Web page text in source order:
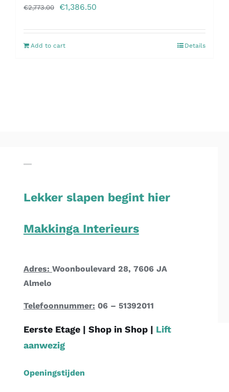
€2,773.00 €1,386.50
Add to cart Details
Lekker slapen begint hier
Makkinga Interieurs
Adres: Woonboulevard 28, 7606 JA
Almelo
Telefoonnummer: 06 – 51392011
Eerste Etage | Shop in Shop | Lift
aanwezig
Openingstijden